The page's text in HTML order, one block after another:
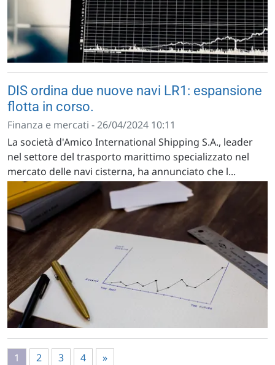
DIS ordina due nuove navi LR1: espansione
flotta in corso.
Finanza e mercati - 26/04/2024 10:11
La società d'Amico International Shipping S.A., leader
nel settore del trasporto marittimo specializzato nel
mercato delle navi cisterna, ha annunciato che l...
1 2 3 4 »